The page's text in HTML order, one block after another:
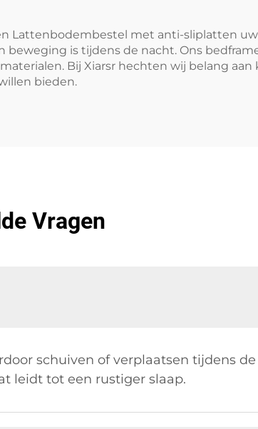
Lattenbodembestel met anti-sliplatten
is tijdens de nacht. Ons
Bij Xiarsr hechten wij belang aan
bieden.
Vragen
schuiven of verplaatsen tijdens
leidt tot een rustiger slaap.